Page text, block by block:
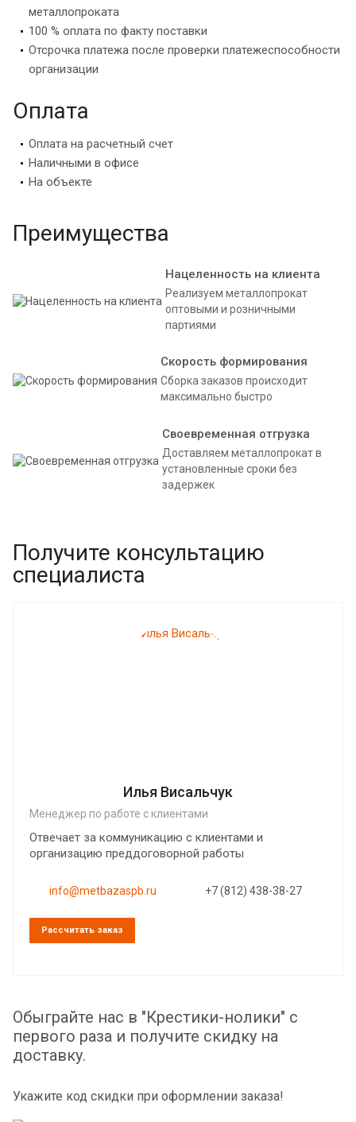
металлопроката
100 % оплата по факту поставки
Отсрочка платежа после проверки платежеспособности
организации
Оплата
Оплата на расчетный счет
Наличными в офисе
На объекте
Преимущества
Нацеленность на клиента
Реализуем металлопрокат
оптовыми и розничными
партиями
Скорость формирования
Сборка заказов происходит
максимально быстро
Своевременная отгрузка
Доставляем металлопрокат в
установленные сроки без
задержек
Получите консультацию
специалиста
Илья Висальчук
Менеджер по работе с клиентами
Отвечает за коммуникацию с клиентами и
организацию преддоговорной работы
info@metbazaspb.ru +7 (812) 438-38-27
Рассчитать заказ
Обыграйте нас в "Крестики-нолики" с
первого раза и получите скидку на
доставку.
Укажите код скидки при оформлении заказа!